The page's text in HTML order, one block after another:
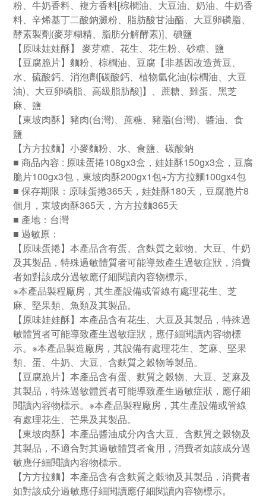
粉、牛奶香料、複方香料[棕櫚油、大豆油、奶油、牛奶香
料、辛烯基丁二酸鈉澱粉、脂肪酸甘油酯、大豆卵磷脂、
酵素製劑(麥芽糊精、脂肪分解酵素)]、碘鹽
【原味娃娃酥】 麥芽糖、花生、花生粉、砂糖、鹽
【豆腐脆片】麵粉、棕櫚油、豆腐【非基因改造黃豆、
水、硫酸鈣、消泡劑[碳酸鈣、植物氫化油(棕櫚油、大豆
油)、大豆卵磷脂、高級脂肪酸]】、蔗糖、雞蛋、黑芝
麻、鹽
【東坡肉酥】豬肉(台灣)、蔗糖、豬脂(台灣)、醬油、食
鹽
【方方拉麵】小麥麵粉、水、食鹽、碳酸鈉
■ 商品內容 : 原味蛋捲108gx3盒，娃娃酥150gx3盒，豆腐
脆片100gx3包，東坡肉酥200gx1包+方方拉麵100gx4包
■ 保存期限：原味蛋捲365天，娃娃酥180天，豆腐脆片8
個月，東坡肉酥365天，方方拉麵365天
■ 產地：台灣
■ 過敏原 ：
【原味蛋捲】本產品含有蛋、含麩質之穀物、大豆、牛奶
及其製品，特殊過敏體質者可能導致產生過敏症狀，消費
者如對該成分過敏應仔細閱讀內容物標示。
※本產品製程廠房，其生產設備或管線有處理花生、芝
麻、堅果類、魚類及其製品。
【原味娃娃酥】本產品含有花生、大豆及其製品，特殊過
敏體質者可能導致產生過敏症狀，應仔細閱讀內容物標
示。※本產品製造廠房，其設備有處理花生、芝麻、堅果
類、蛋、牛奶、大豆、含麩質之穀物等製品。
【豆腐脆片】本產品含有蛋、麩質之穀物、大豆、芝麻及
其製品，特殊過敏體質者可能導致產生過敏症狀，應仔細
閱讀內容物標示。※本產品製程廠房，其生產設備或管線
有處理花生、芒果及其製品。
【東坡肉酥】本產品醬油成分內含大豆、含麩質之穀物及
其製品，不適合對其過敏體質者食用，消費者如該成分過
敏應仔細閱讀內容物標示。
【方方拉麵】本產品含有含麩質之穀物及其製品，消費者
如對該成分過敏應仔細閱讀應仔細閱讀內容物標示。